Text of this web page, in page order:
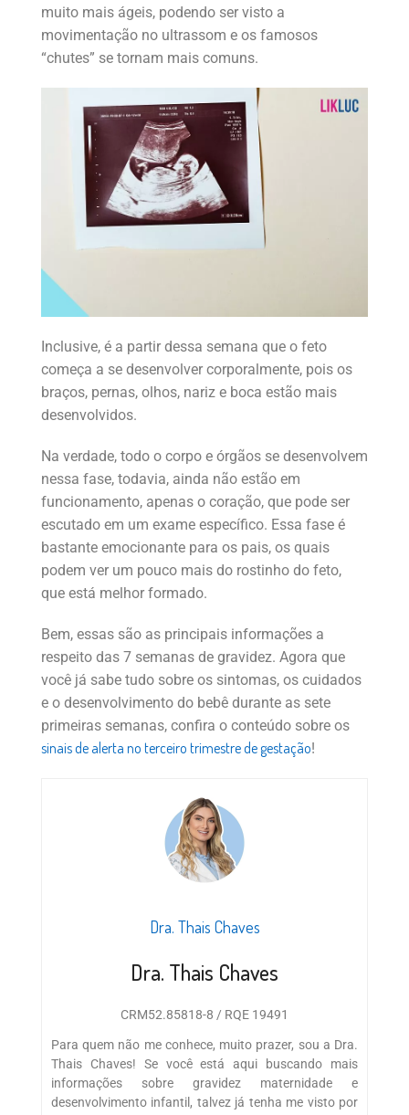
muito mais ágeis, podendo ser visto a
movimentação no ultrassom e os famosos
“chutes” se tornam mais comuns.
Inclusive, é a partir dessa semana que o feto
começa a se desenvolver corporalmente, pois os
braços, pernas, olhos, nariz e boca estão mais
desenvolvidos.
Na verdade, todo o corpo e órgãos se desenvolvem
nessa fase, todavia, ainda não estão em
funcionamento, apenas o coração, que pode ser
escutado em um exame específico. Essa fase é
bastante emocionante para os pais, os quais
podem ver um pouco mais do rostinho do feto,
que está melhor formado.
Bem, essas são as principais informações a
respeito das 7 semanas de gravidez. Agora que
você já sabe tudo sobre os sintomas, os cuidados
e o desenvolvimento do bebê durante as sete
primeiras semanas, confira o conteúdo sobre os
sinais de alerta no terceiro trimestre de gestação!
Dra. Thais Chaves
Dra. Thais Chaves
CRM52.85818-8 / RQE 19491
Para quem não me conhece, muito prazer, sou a Dra.
Thais Chaves! Se você está aqui buscando mais
informações sobre gravidez maternidade e
desenvolvimento infantil, talvez já tenha me visto por